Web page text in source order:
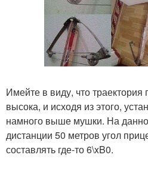
Имейте в виду, что траектория
высока, и исходя из этого,
намного выше мушки. На
дистанции 50 метров угол
составлять где-то 6\xB0.